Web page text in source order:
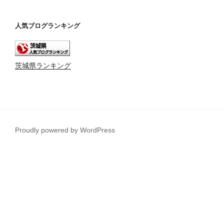
人気ブログランキング
茨城県ランキング
Proudly powered by WordPress